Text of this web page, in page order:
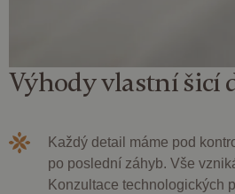
Výhody vlastníšicí
Každý detail máme pod
po poslední záhyb. Vše
Konzultace technologických